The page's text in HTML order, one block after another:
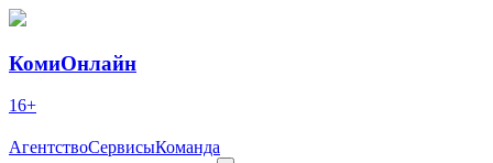
КомиОнлайн
16+
АгентствоСервисыКоманда